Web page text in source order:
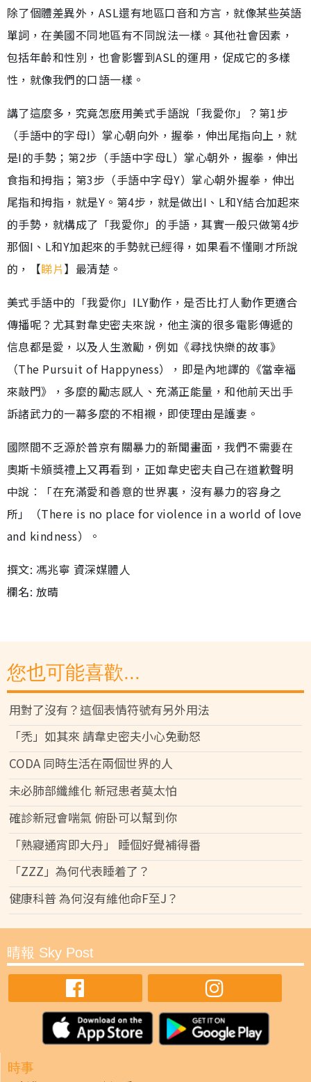
除了個體差異外，ASL還有地區口音和方言，就像某些英語
單詞，在美國不同地區有不同說法一樣。其他社會因素，
包括年齡和性別，也會影響到ASL的運用，促成它的多樣
性，就像我們的口語一樣。
講了這麼多，究竟怎麽用美式手語說「我愛你」？第1步
（手語中的字母I）掌心朝向外，握拳，伸出尾指向上，就
是I的手勢；第2步（手語中字母L）掌心朝外，握拳，伸出
食指和拇指；第3步（手語中字母Y）掌心朝外握拳，伸出
尾指和拇指，就是Y。第4步，就是做出I、L和Y結合加起來
的手勢，就構成了「我愛你」的手語，其實一般只做第4步
那個I、L和Y加起來的手勢就已經得，如果看不懂剛才所說
的，【睇片】最清楚。
美式手語中的「我愛你」ILY動作，是否比打人動作更適合
傳播呢？尤其對韋史密夫來說，他主演的很多電影傳遞的
信息都是愛，以及人生激勵，例如《尋找快樂的故事》
（The Pursuit of Happyness），即是內地譯的《當幸福
來敲門》，多麼的勵志感人、充滿正能量，和他前天出手
訴諸武力的一幕多麼的不相襯，即使理由是護妻。
國際間不乏源於普京有關暴力的新聞畫面，我們不需要在
奧斯卡頒獎禮上又再看到，正如韋史密夫自己在道歉聲明
中說︰「在充滿愛和善意的世界裏，沒有暴力的容身之
所」（There is no place for violence in a world of love
and kindness）。
撰文: 馮兆寧 資深媒體人
欄名: 放晴
您也可能喜歡...
用對了沒有？這個表情符號有另外用法
「禿」如其來 請韋史密夫小心免動怒
CODA 同時生活在兩個世界的人
未必肺部纖維化 新冠患者莫太怕
確診新冠會喘氣 俯卧可以幫到你
「熟寢通宵即大丹」 睡個好覺補得番
「ZZZ」為何代表睡着了？
健康科普 為何沒有維他命F至J？
晴報 Sky Post
時事